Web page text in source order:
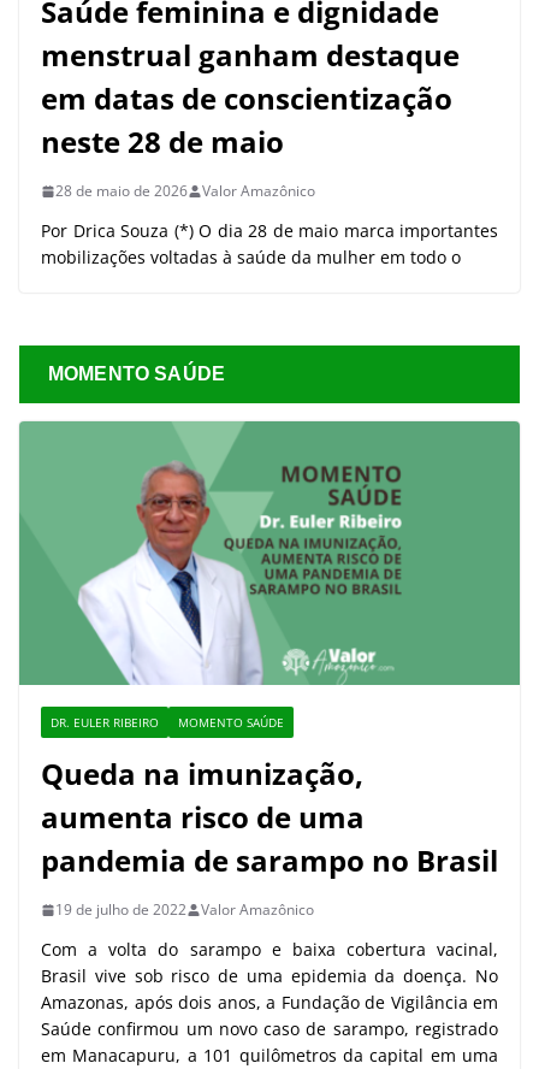
Saúde feminina e dignidade
menstrual ganham destaque
em datas de conscientização
neste 28 de maio
28 de maio de 2026 Valor Amazônico
Por Drica Souza (*) O dia 28 de maio marca importantes
mobilizações voltadas à saúde da mulher em todo o
MOMENTO SAÚDE
DR. EULER RIBEIRO MOMENTO SAÚDE
Queda na imunização,
aumenta risco de uma
pandemia de sarampo no Brasil
19 de julho de 2022 Valor Amazônico
Com a volta do sarampo e baixa cobertura vacinal,
Brasil vive sob risco de uma epidemia da doença. No
Amazonas, após dois anos, a Fundação de Vigilância em
Saúde confirmou um novo caso de sarampo, registrado
em Manacapuru, a 101 quilômetros da capital em uma